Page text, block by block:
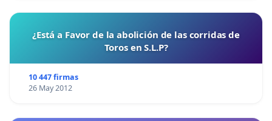
¿Está a Favor de la abolición de las corridas de
Toros en S.L.P?
10 447 firmas
26 May 2012